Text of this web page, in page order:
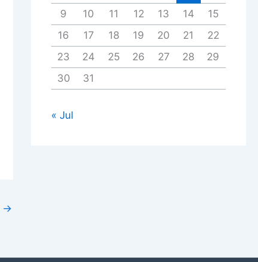
→
9
10 11 12 13 14
15
16
17 18 19 20 21
22
23
24 25 26 27 28
29
30
31
« Jul